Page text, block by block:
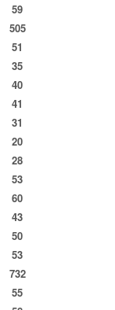
59
505
51
35
40
41
31
20
28
53
60
43
50
53
732
55